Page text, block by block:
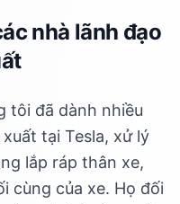
nhà lãnh đạo
tôi đã dành nhiều
tại Tesla, xử lý
lắp ráp thân xe,
cùng của xe. Họ đối